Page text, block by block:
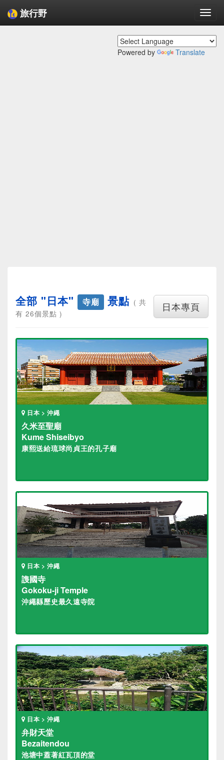
旅行野
Powered by Translate
日本專頁
全部 "日本" 寺廟 景點 ( 共
有 26個景點 )
日本 > 沖繩
久米至聖廟
Kume Shiseibyo
康熙送給琉球尚貞王的孔子廟
日本 > 沖繩
謢國寺
Gokoku-ji Temple
沖繩縣歷史最久遠寺院
日本 > 沖繩
弁財天堂
Bezaitendou
池塘中蓋著紅瓦頂的堂